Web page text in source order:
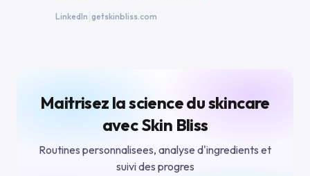
LinkedIn getskinbliss.com
Maitrisez la science du skincare
avec Skin Bliss
Routines personnalisees, analyse d'ingredients et
suivi des progres